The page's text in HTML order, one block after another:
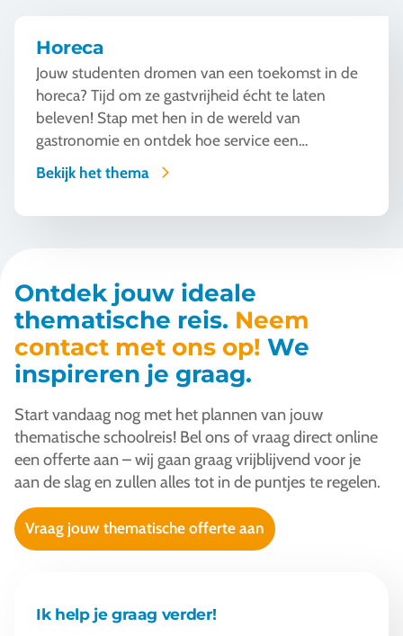
Horeca
Jouw studenten dromen van een toekomst in de
horeca? Tijd om ze gastvrijheid écht te laten
beleven! Stap met hen in de wereld van
gastronomie en ontdek hoe service een
kunstvorm wordt. Van w...
Bekijk het thema
Ontdek jouw ideale
thematische reis. Neem
contact met ons op! We
inspireren je graag.
Start vandaag nog met het plannen van jouw
thematische schoolreis! Bel ons of vraag direct online
een offerte aan – wij gaan graag vrijblijvend voor je
aan de slag en zullen alles tot in de puntjes te regelen.
Vraag jouw thematische offerte aan
Ik help je graag verder!